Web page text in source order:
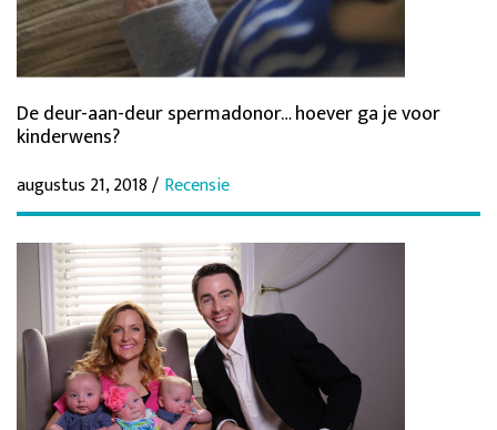
De deur-aan-deur spermadonor… hoever ga je voor
kinderwens?
augustus 21, 2018 / Recensie